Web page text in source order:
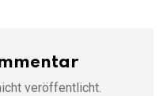
veröffentlicht.